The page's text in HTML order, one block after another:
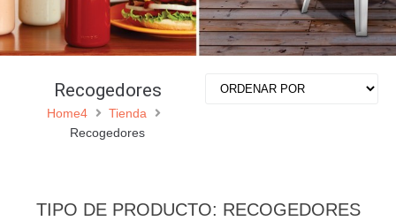
Recogedores
Home4
Tienda
Recogedores
TIPO DE PRODUCTO: RECOGEDORES